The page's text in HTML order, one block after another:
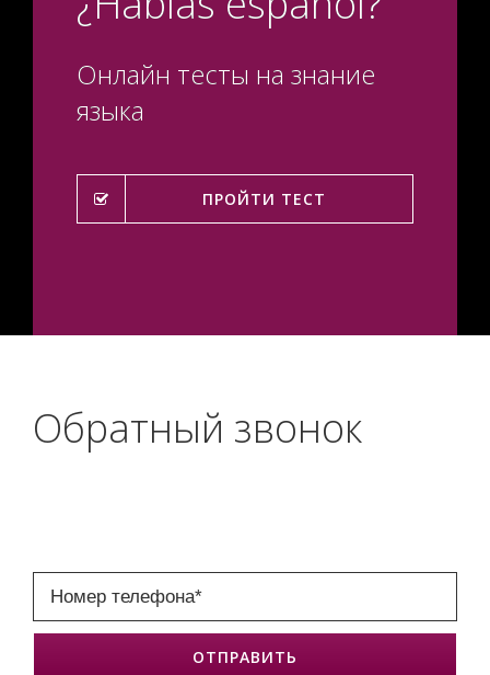
Онлайн тесты на знание
языка
ПРОЙТИ ТЕСТ
Обратный звонок